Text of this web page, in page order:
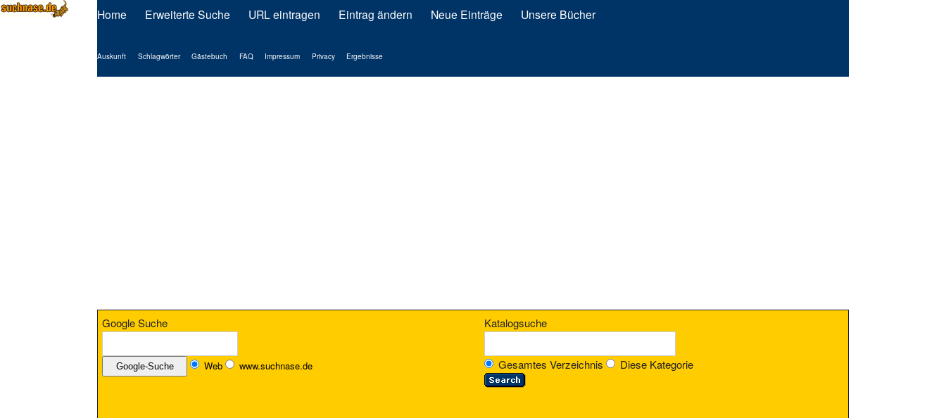
Home Erweiterte Suche URL eintragen Eintrag ändern Neue Einträge Unsere Bücher
Auskunft Schlagwörter Gästebuch FAQ Impressum Privacy Ergebnisse
Google Suche
Web www.suchnase.de
Katalogsuche
Gesamtes Verzeichnis Diese Kategorie